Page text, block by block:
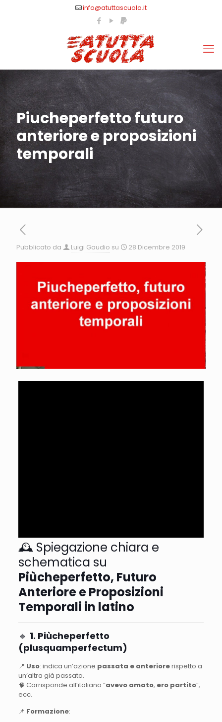
info@atuttascuola.it
Piucheperfetto futuro
anteriore e proposizioni
temporali
Pubblicato da Luigi Gaudio su 28 Dicembre 2019
🕰️ Spiegazione chiara e
schematica su
Piùcheperfetto, Futuro
Anteriore e Proposizioni
Temporali in latino
🔹 1. Piùcheperfetto
(plusquamperfectum)
📍 Uso: indica un’azione passata e anteriorerispetto a
un’altra già passata.
🧠 Corrisponde all’italiano “avevo amato, ero partito”,
ecc.
📌 Formazione: